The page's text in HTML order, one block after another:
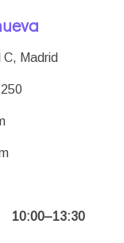
C, Madrid